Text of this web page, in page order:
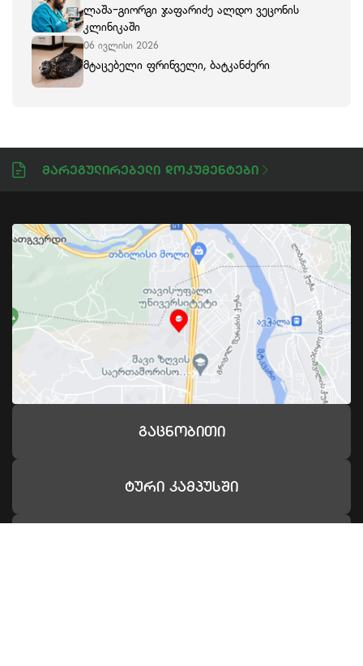
ლაშა-გიორგი ჯაფარიძე ალდო ვეცონის
კლინიკაში
06 ივლისი 2026
მტაცებელი ფრინველი, ბატკანძერი
Მარეგულირებელი Დოკუმენტები
Გაცნობითი
Ტური Კამპუსში